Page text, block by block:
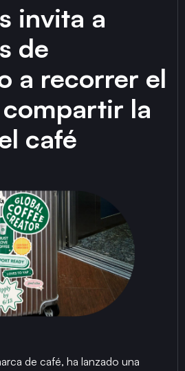
invita a
de
a recorrer el
la
café
de café, ha lanzado una